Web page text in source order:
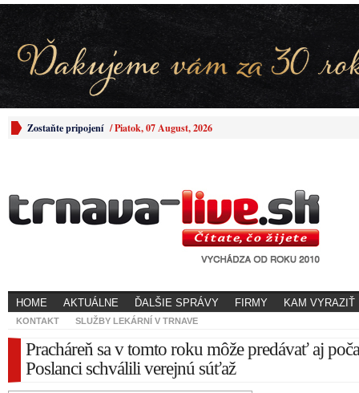
Zostaňte pripojení /Piatok, 07 August, 2026
HOME AKTUÁLNE ĎALŠIE SPRÁVY FIRMY KAM VYRAZIŤ
KONTAKT SLUŽBY LEKÁRNÍ V TRNAVE
Pracháreň sa v tomto roku môže predávať aj
Poslanci schválili verejnú súťaž